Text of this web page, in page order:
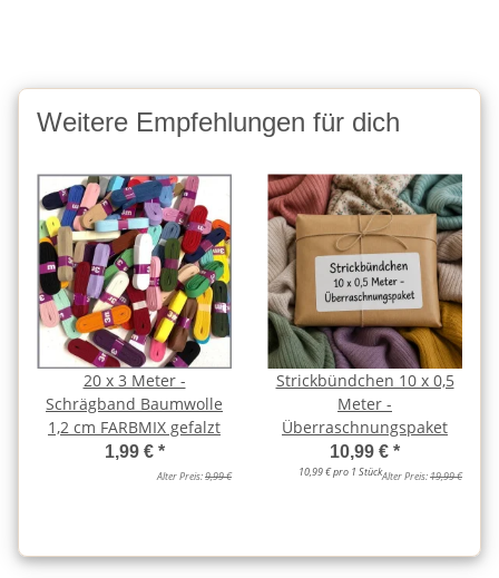
Weitere Empfehlungen für dich
20 x 3 Meter -
Schrägband Baumwolle
1,2 cm FARBMIX gefalzt
1,99 € *
Alter Preis:9,99 €
Strickbündchen 10 x 0,5
Meter -
Überraschnungspaket
10,99 € *
10,99 € pro 1 StückAlter Preis:19,99 €